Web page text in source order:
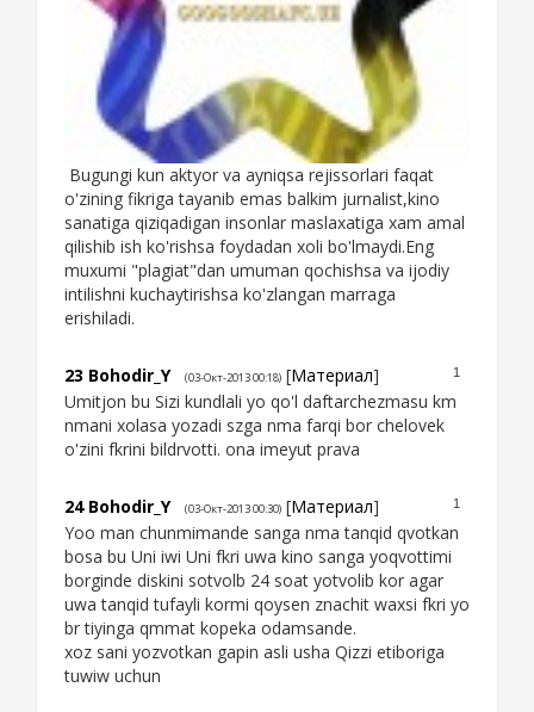
Bugungi kun aktyor va ayniqsa rejissorlari faqat
o'zining fikriga tayanib emas balkim jurnalist,kino
sanatiga qiziqadigan insonlar maslaxatiga xam amal
qilishib ish ko'rishsa foydadan xoli bo'lmaydi.Eng
muxumi "plagiat"dan umuman qochishsa va ijodiy
intilishni kuchaytirishsa ko'zlangan marraga
erishiladi.
1
23 Bohodir_Y (03-Окт-2013 00:18) [Материал]
Umitjon bu Sizi kundlali yo qo'l daftarchezmasu km
nmani xolasa yozadi szga nma farqi bor chelovek
o'zini fkrini bildrvotti. ona imeyut prava
1
24 Bohodir_Y (03-Окт-2013 00:30) [Материал]
Yoo man chunmimande sanga nma tanqid qvotkan
bosa bu Uni iwi Uni fkri uwa kino sanga yoqvottimi
borginde diskini sotvolb 24 soat yotvolib kor agar
uwa tanqid tufayli kormi qoysen znachit waxsi fkri yo
br tiyinga qmmat kopeka odamsande.
xoz sani yozvotkan gapin asli usha Qizzi etiboriga
tuwiw uchun